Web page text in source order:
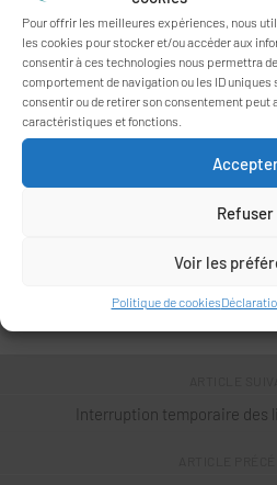
Pour offrir les meilleures expériences, nous
les cookies pour stocker et/ou accéder aux
consentir à ces technologies nous permettra
comportement de navigation ou les ID uniques
consentir ou de retirer son consentement peut
caractéristiques et fonctions.
Refuser
Voir les
Politique de cookies
Nom*
Interruption temporaire des